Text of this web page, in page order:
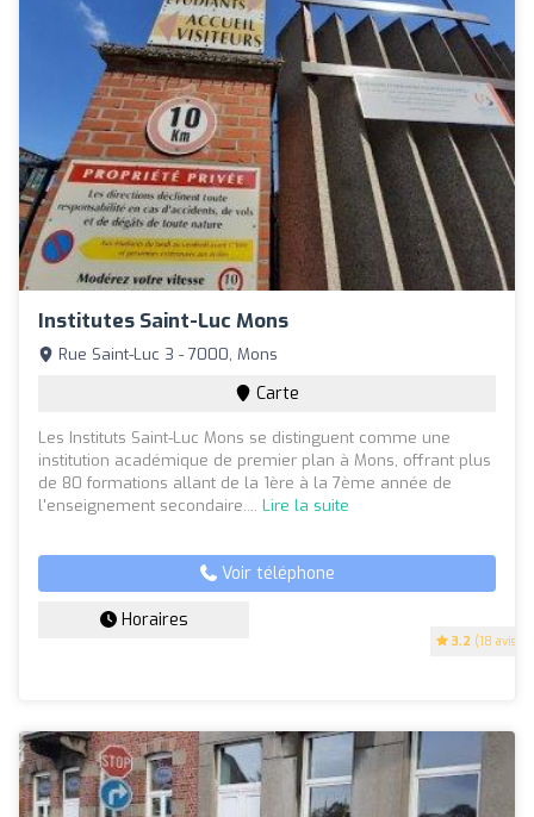
Institutes Saint-Luc Mons
3.2 (18 avis)
Rue Saint-Luc 3 - 7000, Mons
Carte
Les Instituts Saint-Luc Mons se distinguent comme une
institution académique de premier plan à Mons, offrant plus
de 80 formations allant de la 1ère à la 7ème année de
l'enseignement secondaire.... Lire la suite
Voir téléphone
Horaires